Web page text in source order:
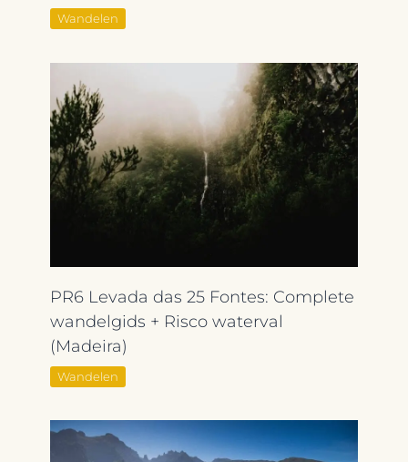
Wandelen
PR6 Levada das 25 Fontes: Complete
wandelgids + Risco waterval
(Madeira)
Wandelen